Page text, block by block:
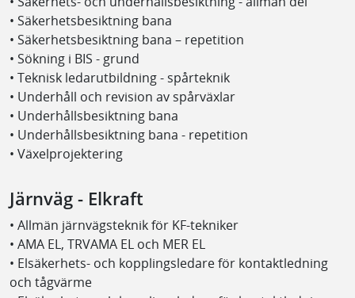
• Säkerhetsbesiktning bana
• Säkerhetsbesiktning bana – repetition
• Sökning i BIS - grund
• Teknisk ledarutbildning - spårteknik
• Underhåll och revision av spårväxlar
• Underhållsbesiktning bana
• Underhållsbesiktning bana - repetition
• Växelprojektering
Järnväg - Elkraft
• Allmän järnvägsteknik för KF-tekniker
• AMA EL, TRVAMA EL och MER EL
• Elsäkerhets- och kopplingsledare för kontaktledning
och tågvärme